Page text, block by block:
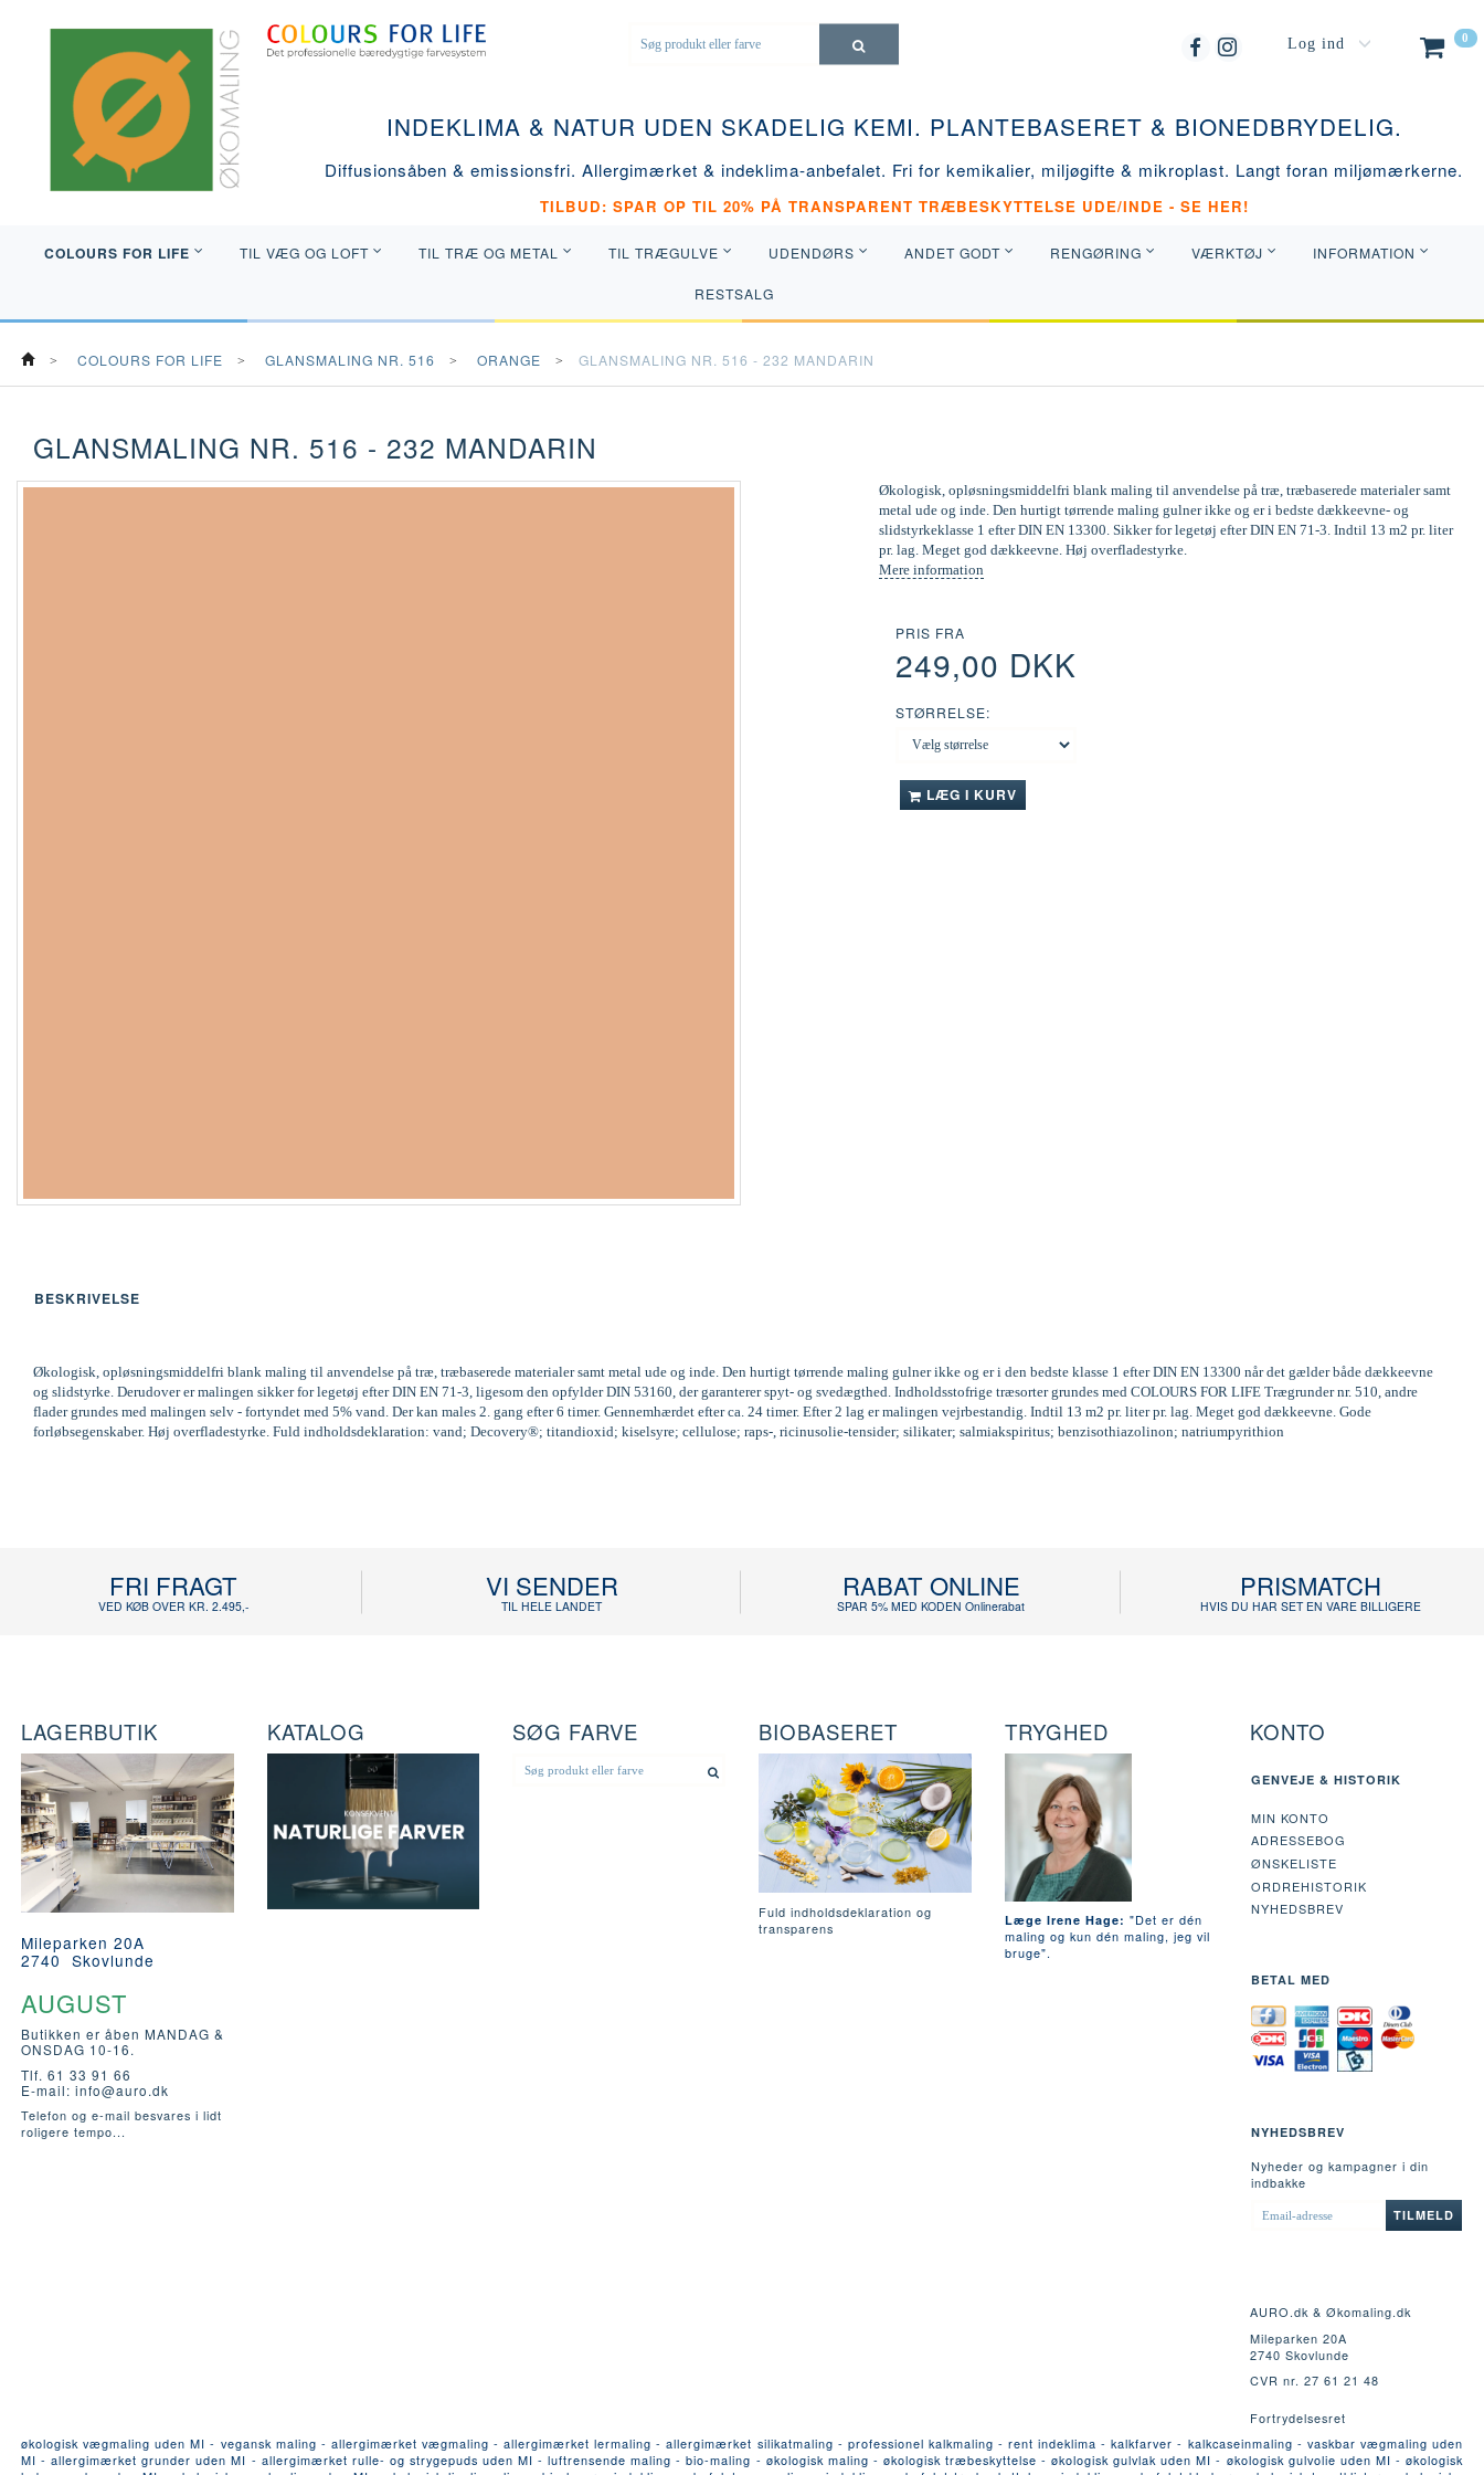
0
Log ind
INDEKLIMA & NATUR UDEN SKADELIG KEMI. PLANTEBASERET & BIONEDBRYDELIG.
Diffusionsåben & emissionsfri. Allergimærket & indeklima-anbefalet. Fri for kemikalier, miljøgifte & mikroplast. Langt foran miljømærkerne.
TILBUD: SPAR OP TIL 20% PÅ TRANSPARENT TRÆBESKYTTELSE UDE/INDE - SE HER!
COLOURS FOR LIFE TIL VÆG OG LOFT TIL TRÆ OG METAL TIL TRÆGULVE UDENDØRS ANDET GODT RENGØRING VÆRKTØJ INFORMATION
RESTSALG
COLOURS FOR LIFE GLANSMALING NR. 516 ORANGE GLANSMALING NR. 516 - 232 MANDARIN
GLANSMALING NR. 516 - 232 MANDARIN
Økologisk, opløsningsmiddelfri blank maling til anvendelse på træ, træbaserede materialer samt
metal ude og inde. Den hurtigt tørrende maling gulner ikke og er i bedste dækkeevne- og
slidstyrkeklasse 1 efter DIN EN 13300. Sikker for legetøj efter DIN EN 71-3. Indtil 13 m2 pr. liter
pr. lag. Meget god dækkeevne. Høj overfladestyrke.
Mere information
PRIS FRA
249,00 DKK
STØRRELSE:
LÆG I KURV
BESKRIVELSE
Økologisk, opløsningsmiddelfri blank maling til anvendelse på træ, træbaserede materialer samt metal ude og inde. Den hurtigt tørrende maling gulner ikke og er i den bedste klasse 1 efter DIN EN 13300 når det gælder både dækkeevne
og slidstyrke. Derudover er malingen sikker for legetøj efter DIN EN 71-3, ligesom den opfylder DIN 53160, der garanterer spyt- og svedægthed. Indholdsstofrige træsorter grundes med COLOURS FOR LIFE Trægrunder nr. 510, andre
flader grundes med malingen selv - fortyndet med 5% vand. Der kan males 2. gang efter 6 timer. Gennemhærdet efter ca. 24 timer. Efter 2 lag er malingen vejrbestandig. Indtil 13 m2 pr. liter pr. lag. Meget god dækkeevne. Gode
forløbsegenskaber. Høj overfladestyrke. Fuld indholdsdeklaration: vand; Decovery®; titandioxid; kiselsyre; cellulose; raps-, ricinusolie-tensider; silikater; salmiakspiritus; benzisothiazolinon; natriumpyrithion
FRI FRAGT
VED KØB OVER KR. 2.495,-
VI SENDER
TIL HELE LANDET
RABAT ONLINE
SPAR 5% MED KODEN Onlinerabat
PRISMATCH
HVIS DU HAR SET EN VARE BILLIGERE
LAGERBUTIK
Mileparken 20A
2740 Skovlunde
AUGUST
Butikken er åben MANDAG &
ONSDAG 10-16.
Tlf. 61 33 91 66
E-mail: info@auro.dk
Telefon og e-mail besvares i lidt
roligere tempo...
KATALOG SØG FARVE BIOBASERET
Fuld indholdsdeklaration og
transparens
TRYGHED
Læge Irene Hage: "Det er dén
maling og kun dén maling, jeg vil
bruge".
KONTO
GENVEJE & HISTORIK
MIN KONTO
ADRESSEBOG
ØNSKELISTE
ORDREHISTORIK
NYHEDSBREV
BETAL MED
NYHEDSBREV
Nyheder og kampagner i din
indbakke
EMAIL-
ADRESSE
TILMELD
AURO.dk & Økomaling.dk
Mileparken 20A
2740 Skovlunde
CVR nr. 27 61 21 48
Fortrydelsesret
økologisk vægmaling uden MI - vegansk maling - allergimærket vægmaling - allergimærket lermaling - allergimærket silikatmaling - professionel kalkmaling - rent indeklima - kalkfarver - kalkcaseinmaling - vaskbar vægmaling uden
MI - allergimærket grunder uden MI - allergimærket rulle- og strygepuds uden MI - luftrensende maling - bio-maling - økologisk maling - økologisk træbeskyttelse - økologisk gulvlak uden MI - økologisk gulvolie uden MI - økologisk